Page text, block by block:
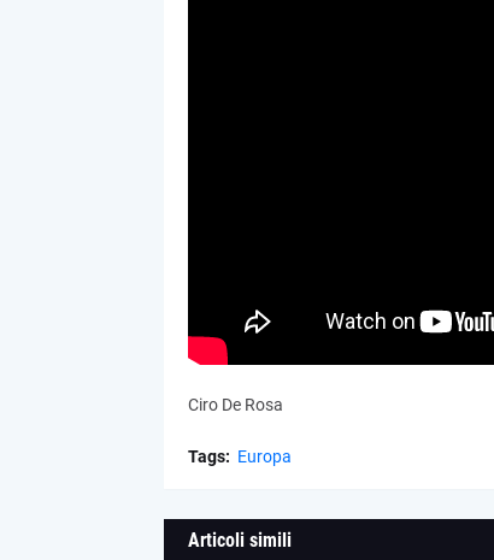
Ciro De Rosa
Tags: Europa
Articoli simili